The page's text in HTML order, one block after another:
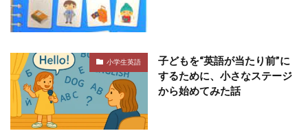
小学生英語
子どもを“英語が当たり前”に
するために、小さなステージ
から始めてみた話